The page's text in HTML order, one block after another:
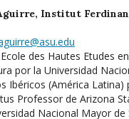
Institut
des Hautes Etudes
por la Universidad
Ibéricos (América Latina)
Professor de Arizona
Nacional Mayor